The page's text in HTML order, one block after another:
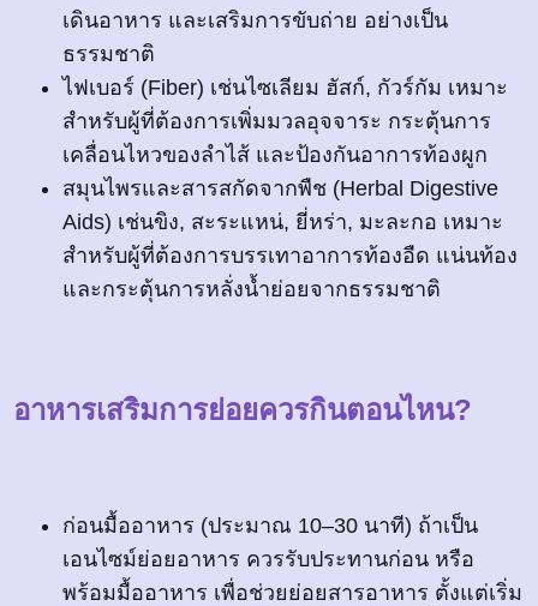
เดินอาหาร และเสริมการขับถ่าย อย่างเป็น
ธรรมชาติ
ไฟเบอร์ (Fiber) เช่นไซเลียม ฮัสก์, กัวร์กัม เหมาะ
สำหรับผู้ที่ต้องการเพิ่มมวลอุจจาระ กระตุ้นการ
เคลื่อนไหวของลำไส้ และป้องกันอาการท้องผูก
สมุนไพรและสารสกัดจากพืช (Herbal Digestive
Aids) เช่นขิง, สะระแหน่, ยี่หร่า, มะละกอ เหมาะ
สำหรับผู้ที่ต้องการบรรเทาอาการท้องอืด แน่นท้อง
และกระตุ้นการหลั่งน้ำย่อยจากธรรมชาติ
อาหารเสริมการย่อยควรกินตอนไหน?
ก่อนมื้ออาหาร (ประมาณ 10–30 นาที) ถ้าเป็น
เอนไซม์ย่อยอาหาร ควรรับประทานก่อน หรือ
พร้อมมื้ออาหาร เพื่อช่วยย่อยสารอาหาร ตั้งแต่เริ่ม